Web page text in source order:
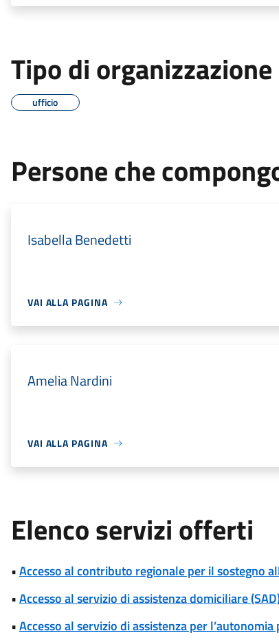
Tipo di organizzazione
ufficio
Persone che
Isabella Benedetti
VAI ALLA PAGINA
Amelia Nardini
VAI ALLA PAGINA
Elenco servizi offerti
•Accesso al contributo regionale per il sostegno
•Accesso al servizio di assistenza domiciliare
•Accesso al servizio di assistenza per l’autonomia